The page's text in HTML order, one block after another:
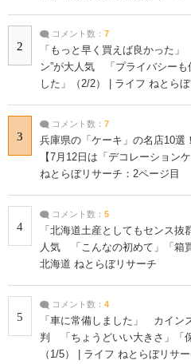
2
コメント数： 7
「もっと早く買えば良かった
ン”が大人気 「プライバシーも
した」（2/2） | ライフ ねとら
3
コメント数： 7
兵庫県の「ケーキ」の名店10
【7月12日は「デコレーション
ねとらぼリサーチ：2ページ目
4
コメント数： 5
「北海道土産としてもセンス抜
人気 「こんなの初めて」「箱
北海道 ねとらぼリサーチ
5
コメント数： 4
「車に常備しました」 カイン
判 「ちょうどいい大きさ」「
（1/5） | ライフ ねとらぼリサ